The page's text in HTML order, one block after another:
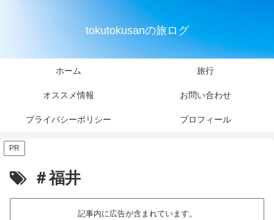
tokutokusanの旅ログ
ホーム 旅行
オススメ情報 お問い合わせ
プライバシーポリシー プロフィール
PR
＃福井
記事内に広告が含まれています。